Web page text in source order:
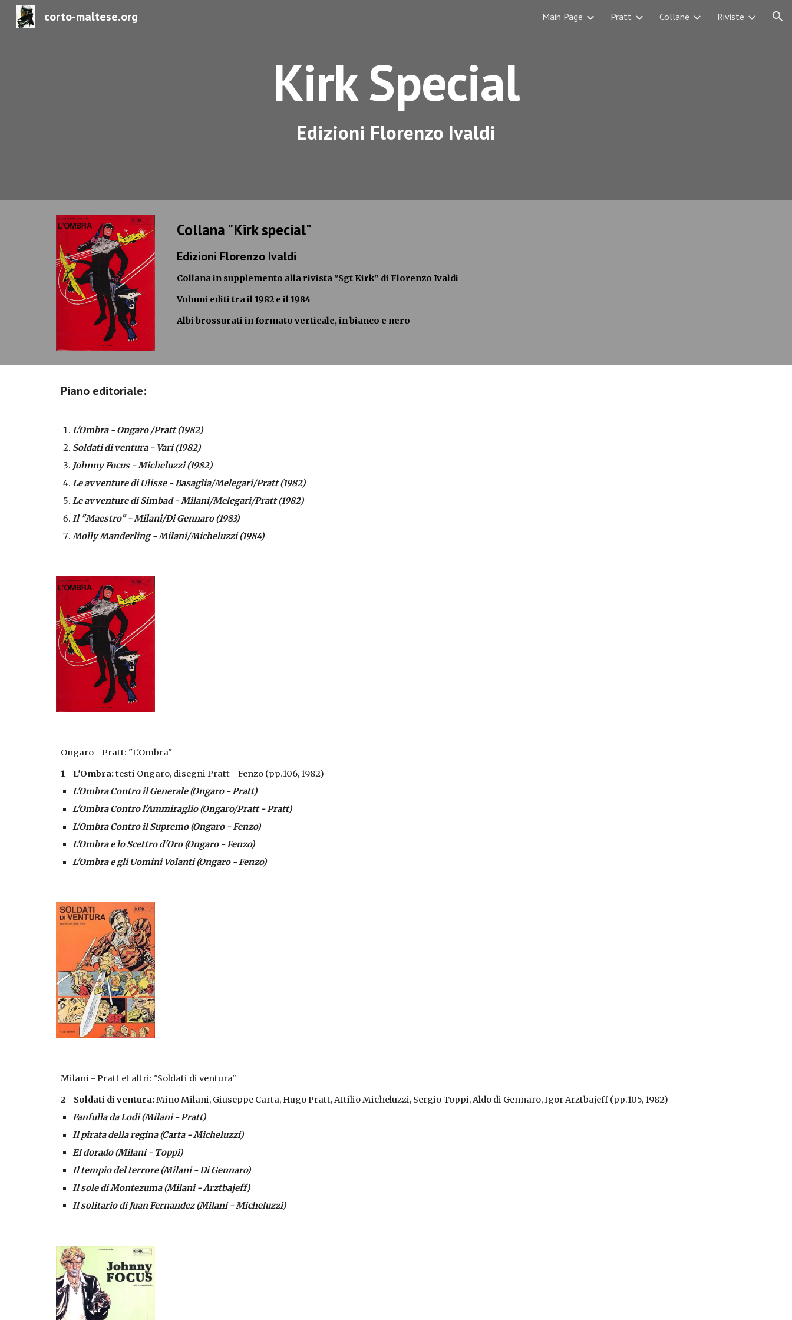
corto-maltese.org Main Page Pratt Collane Riviste
Kirk Special
Edizioni Florenzo Ivaldi
Collana "Kirk special"
Edizioni Florenzo Ivaldi
Collana in supplemento alla rivista "Sgt Kirk" di Florenzo Ivaldi
Volumi editi tra il 1982 e il 1984
Albi brossurati in formato verticale, in bianco e nero
Piano editoriale:
L'Ombra - Ongaro /Pratt (1982)
Soldati di ventura - Vari (1982)
Johnny Focus - Micheluzzi (1982)
Le avventure di Ulisse - Basaglia/Melegari/Pratt (1982)
Le avventure di Simbad - Milani/Melegari/Pratt (1982)
Il "Maestro" - Milani/Di Gennaro (1983)
Molly Manderling - Milani/Micheluzzi (1984)
Ongaro - Pratt: "L'Ombra"
1 - L'Ombra: testi Ongaro, disegni Pratt - Fenzo (pp.106, 1982)
L'Ombra Contro il Generale (Ongaro - Pratt)
L'Ombra Contro l'Ammiraglio (Ongaro/Pratt - Pratt)
L'Ombra Contro il Supremo (Ongaro - Fenzo)
L'Ombra e lo Scettro d'Oro (Ongaro - Fenzo)
L'Ombra e gli Uomini Volanti (Ongaro - Fenzo)
Milani - Pratt et altri: "Soldati di ventura"
2 - Soldati di ventura: Mino Milani, Giuseppe Carta, Hugo Pratt, Attilio Micheluzzi, Sergio Toppi, Aldo di Gennaro, Igor Arztbajeff (pp.105, 1982)
Fanfulla da Lodi (Milani - Pratt)
Il pirata della regina (Carta - Micheluzzi)
El dorado (Milani - Toppi)
Il tempio del terrore (Milani - Di Gennaro)
Il sole di Montezuma (Milani - Arztbajeff)
Il solitario di Juan Fernandez (Milani - Micheluzzi)